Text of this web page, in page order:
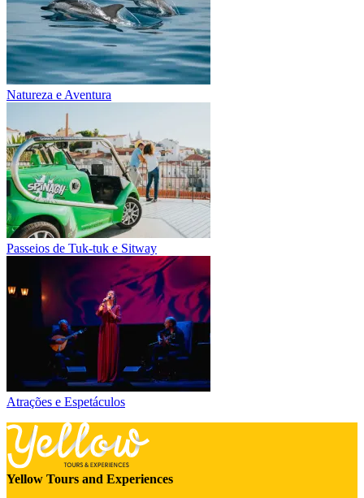
Natureza e Aventura
Passeios de Tuk-tuk e Sitway
Atrações e Espetáculos
Yellow Tours and Experiences